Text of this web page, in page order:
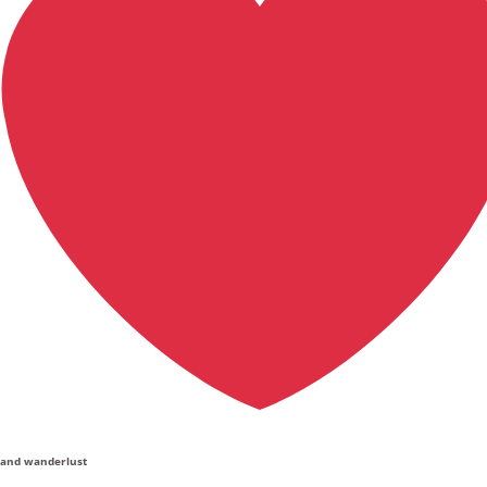
and wanderlust